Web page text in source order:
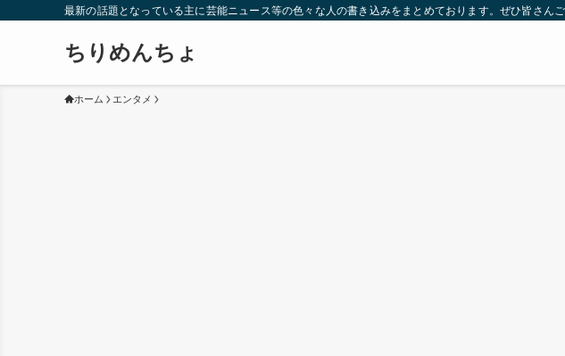
最新の話題となっている主に芸能ニュース等の色々な人の書き込みをまとめております。ぜひ皆さん
ちりめんちょ
ホーム エンタメ